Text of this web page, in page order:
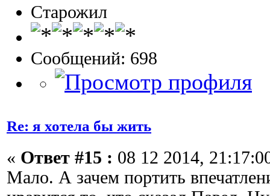
Старожил
Сообщений: 698
Re: я хотела бы жить
« Ответ #15 : 08 12 2014,
Мало. А зачем портить